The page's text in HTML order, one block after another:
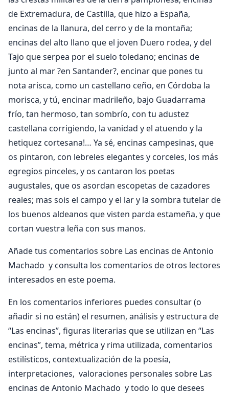
de Extremadura, de Castilla, que hizo a España,
encinas de la llanura, del cerro y de la montaña;
encinas del alto llano que el joven Duero rodea, y del
Tajo que serpea por el suelo toledano; encinas de
junto al mar ?en Santander?, encinar que pones tu
nota arisca, como un castellano ceño, en Córdoba la
morisca, y tú, encinar madrileño, bajo Guadarrama
frío, tan hermoso, tan sombrío, con tu adustez
castellana corrigiendo, la vanidad y el atuendo y la
hetiquez cortesana!… Ya sé, encinas campesinas, que
os pintaron, con lebreles elegantes y corceles, los más
egregios pinceles, y os cantaron los poetas
augustales, que os asordan escopetas de cazadores
reales; mas sois el campo y el lar y la sombra tutelar de
los buenos aldeanos que visten parda estameña, y que
cortan vuestra leña con sus manos.
Añade tus comentarios sobre Las encinas de Antonio
Machado y consulta los comentarios de otros lectores
interesados en este poema.
En los comentarios inferiores puedes consultar (o
añadir si no están) el resumen, análisis y estructura de
“Las encinas”, figuras literarias que se utilizan en “Las
encinas”, tema, métrica y rima utilizada, comentarios
estilísticos, contextualización de la poesía,
interpretaciones, valoraciones personales sobre Las
encinas de Antonio Machado y todo lo que desees